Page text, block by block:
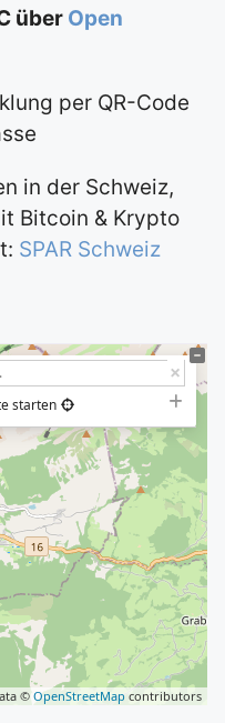
über Open
per QR-Code
in der Schweiz,
Bitcoin & Krypto
SPAR Schweiz
starten
© OpenStreetMap contributors